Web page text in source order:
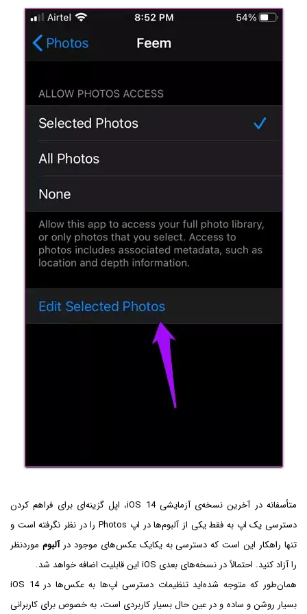
متأسفانه در آخرین نسخه‌ی آزمایشی iOS 14، اپل گزینه‌ای برای فراهم کردن
دسترسی یک اپ به فقط یکی از آلبوم‌ها در اپ Photos‌ را در نظر نگرفته است و
تنها راهکار این است که دسترسی به یکایک عکس‌های موجود درآلبوم موردنظر
را آزاد کنید. احتمالاً در نسخه‌های بعدی iOS این قابلیت اضافه خواهد شد.
همان‌طور که متوجه شده‌اید تنظیمات دسترسی اپ‌ها به عکس‌ها در iOS 14
بسیار روشن و ساده و در عین حال بسیار کاربردی است، به خصوص برای کاربرانی